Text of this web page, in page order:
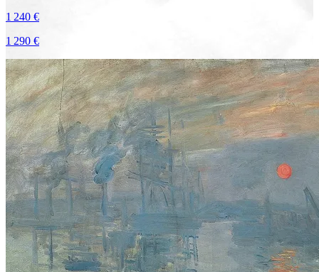
1 240 €
1 290 €
Voir le voyage